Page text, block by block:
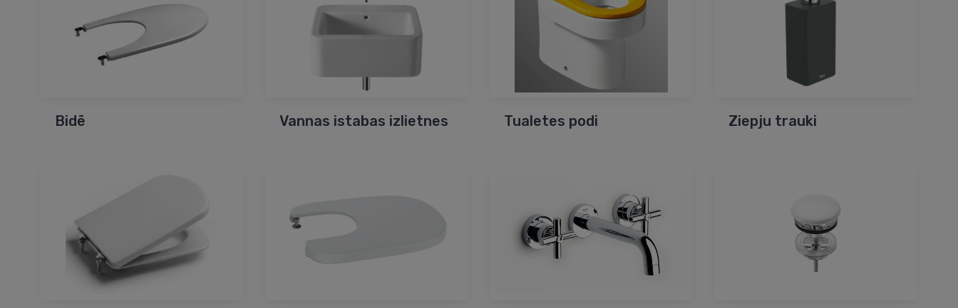
Bidē Vannas istabas izlietnes Tualetes podi Ziepju trauki